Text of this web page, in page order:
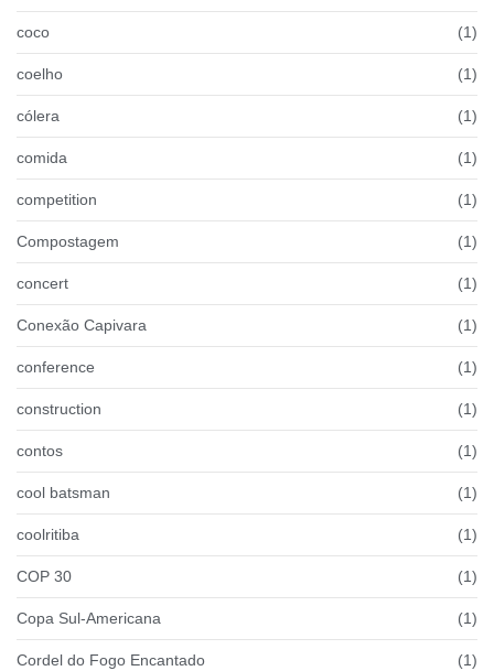
coco (1)
coelho (1)
cólera (1)
comida (1)
competition (1)
Compostagem (1)
concert (1)
Conexão Capivara (1)
conference (1)
construction (1)
contos (1)
cool batsman (1)
coolritiba (1)
COP 30 (1)
Copa Sul-Americana (1)
Cordel do Fogo Encantado (1)